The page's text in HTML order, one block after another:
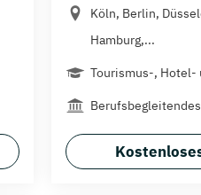
Köln, Berlin,
Hamburg,...
Tourismus-, Hotel-